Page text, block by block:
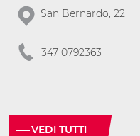
San Bernardo, 22
347 0792363
VEDI TUTTI